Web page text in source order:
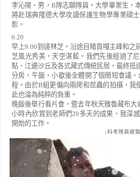
李沁陽，男， B 隊志願隊員，大學畢業生，
將赴瑞典隆德大學攻讀保護生物學專業碩
影。
6.20
早上9:00到達林芝，沿途目睹貢嘎主峰和之
芝風光秀美，天空湛藍。我們先後經過了
點、江邊沙丘及各式藏式傳統民居，最終抵
分房，午飯，小歇後全體開了個簡短會議，
程。由於B組更偏向兩爬和昆蟲的拍攝，我
此也淪為純粹的負重。
晚飯後舉行看片會，暨去年秋天雅魯藏布大
小時內欣賞到老師們20 多天的成果，我深
開始的工作。
↓科考隊員被